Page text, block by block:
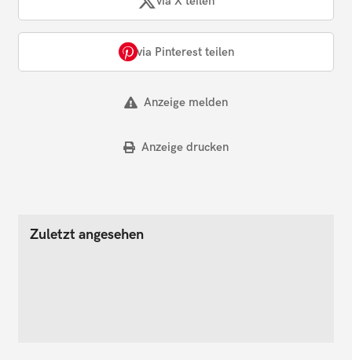
via Pinterest teilen
Anzeige melden
Anzeige drucken
Zuletzt angesehen